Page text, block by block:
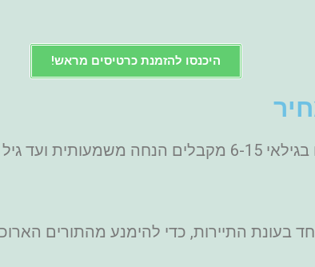
היכנסו להזמנת כרטיסים מראש!
התיירות, כדי להימנע מהתורים